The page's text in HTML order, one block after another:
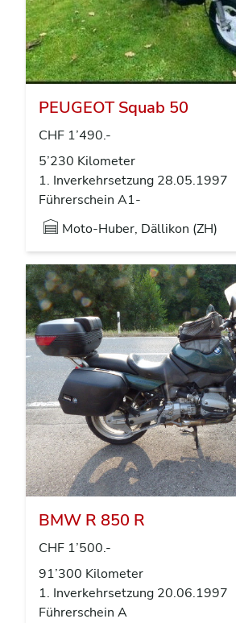
PEUGEOT Squab 50
CHF 1’490.-
5’230 Kilometer
1. Inverkehrsetzung 28.05.1997
Führerschein A1-
Moto-Huber, Dällikon (ZH)
BMW R 850 R
CHF 1’500.-
91’300 Kilometer
1. Inverkehrsetzung 20.06.1997
Führerschein A